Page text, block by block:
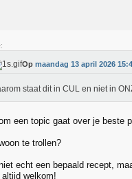
Op maandag 13 april 2026
staat dit in CUL en niet in
een topic gaat over je beste
te trollen?
echt een bepaald recept,
welkom!